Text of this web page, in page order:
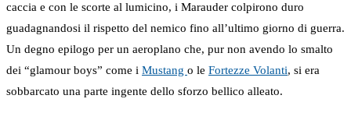
caccia e con le scorte al lumicino, i Marauder colpirono duro
guadagnandosi il rispetto del nemico fino all’ultimo giorno di guerra.
Un degno epilogo per un aeroplano che, pur non avendo lo smalto
dei “glamour boys” come i Mustang o le Fortezze Volanti, si era
sobbarcato una parte ingente dello sforzo bellico alleato.